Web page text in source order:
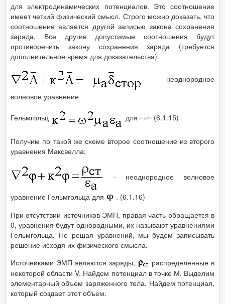
для электродинамических потенциалов. Это соотношение
имеет четкий физический смысл. Строго можно доказать, что
соотношение является другой записью закона сохранения
заряда. Все другие допустимые соотношения будут
противоречить закону сохранения заряда (требуется
дополнительное время для доказательства).
- неоднородное
волновое уравнение
Гельмгольц для (6.1.15)
Получим по такой же схеме второе соотношение из второго
уравнения Максвелла:
- неоднородное волновое
уравнение Гельмгольца для
. (6.1.16)
При отсутствии источников ЭМП, правая часть обращается в
0, уравнения будут однородными, их называют уравнениями
Гельмгольца. Не решая уравнений, мы будем записывать
решение исходя их физического смысла.
Источниками ЭМП являются заряды,
распределенные в
некоторой области V. Найдем потенциал в точке М. Выделим
элементарный объем заряженного тела. Найдем потенциал,
который создает этот объем.